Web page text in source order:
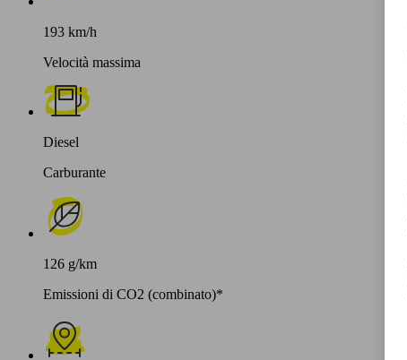
193 km/h
Velocità massima
Diesel
Carburante
126 g/km
Emissioni di CO2 (combinato)*